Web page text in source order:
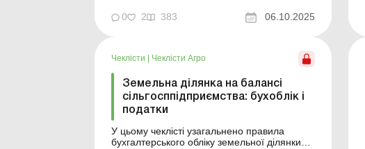
мажорні обставини. У таких випадках об’єкт
ОЗ потрібно списати з балансу. Процес
оформлення документів, облік у бухгалтерії
та податкове від...
0 2 383 06.10.2025
Чеклісти Чеклісти Агро
Земельна ділянка на балансі
сільгосппідприємства: бухоблік і
податки
У цьому чеклісті узагальнено правила
бухгалтерського обліку земельної ділянки